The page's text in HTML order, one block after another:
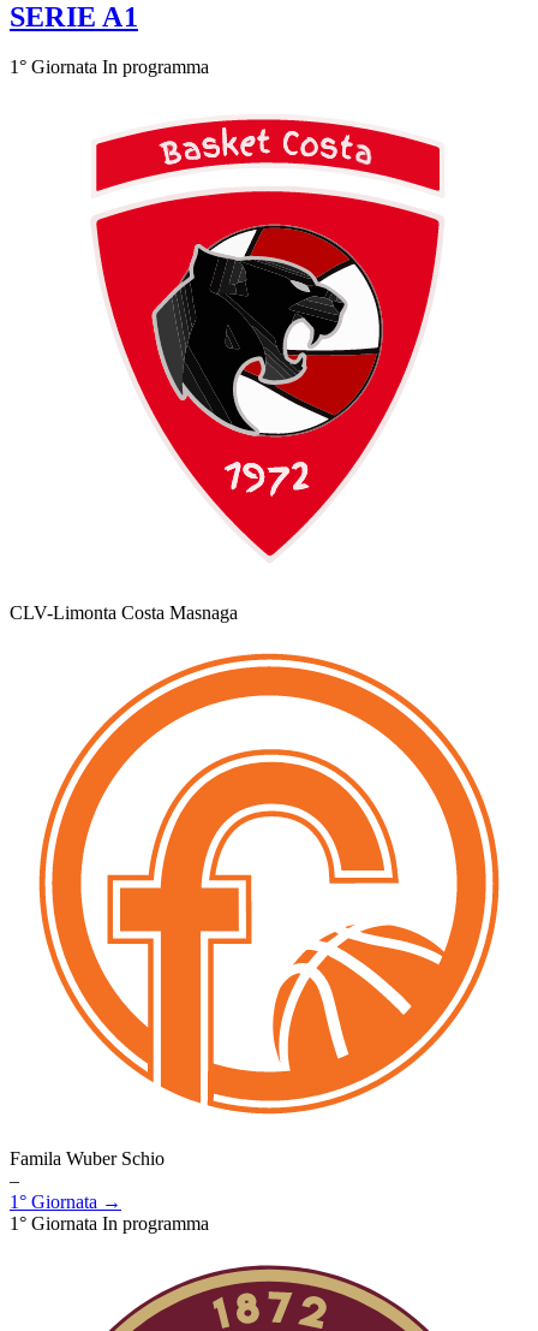
SERIE A1
1° Giornata In programma
CLV-Limonta Costa Masnaga
Famila Wuber Schio
–
1° Giornata →
1° Giornata In programma